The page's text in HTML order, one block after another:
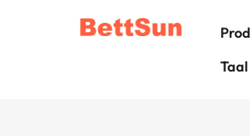
Taal